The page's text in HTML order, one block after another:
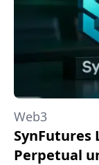
Web3
SynFutures
Perpetual